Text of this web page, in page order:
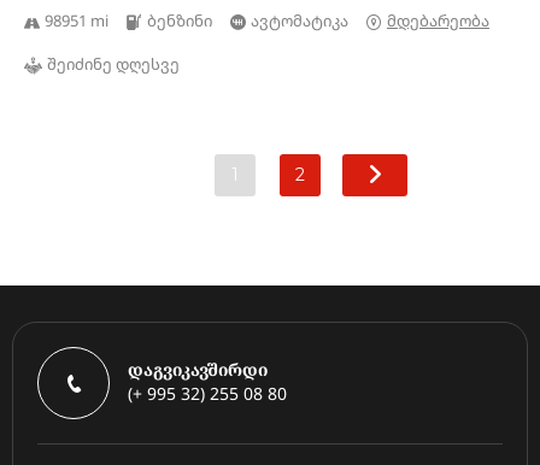
98951 mi ბენზინი ავტომატიკა
მდებარეობა
შეიძინე დღესვე
1 2
დაგვიკავშირდი
(+ 995 32) 255 08 80